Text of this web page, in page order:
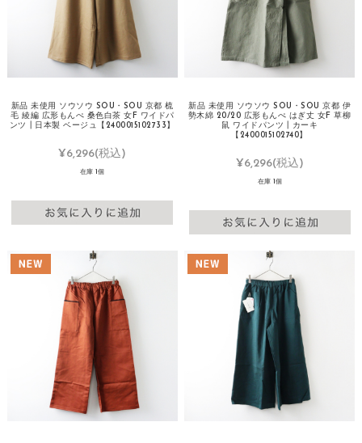
新品 未使用 ソウソウ SOU・SOU 京都 梳
毛 綾編 広形もんぺ 桑色白茶 女F ワイドパ
ンツ┃日本製 ベージュ【2400015102733】
¥6,296(税込)
在庫 1個
新品 未使用 ソウソウ SOU・SOU 京都 伊
勢木綿 20/20 広形もんぺ はぎ丈 女F 草柳
鼠 ワイドパンツ┃カーキ
【2400015102740】
¥6,296(税込)
在庫 1個